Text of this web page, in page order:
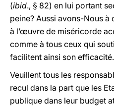
(ibid., § 82) en lui portant
peine? Aussi avons-Nous
à l’œuvre de miséricorde
comme à tous ceux qui
facilitent ainsi son efficacité.
Veuillent tous les
recul dans la part que les
publique dans leur budget